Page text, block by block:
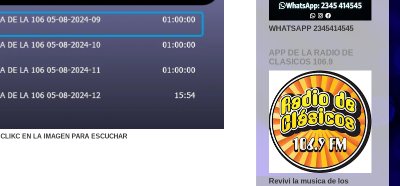
CLIKC EN LA IMAGEN PARA ESCUCHAR
WHATSAPP 2345414545
APP DE LA RADIO DE
CLASICOS 106.9
Revivi la musica de los